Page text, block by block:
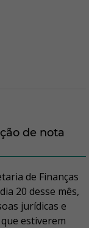
de nota
de Finanças
20 desse mês,
jurídicas e
estiverem